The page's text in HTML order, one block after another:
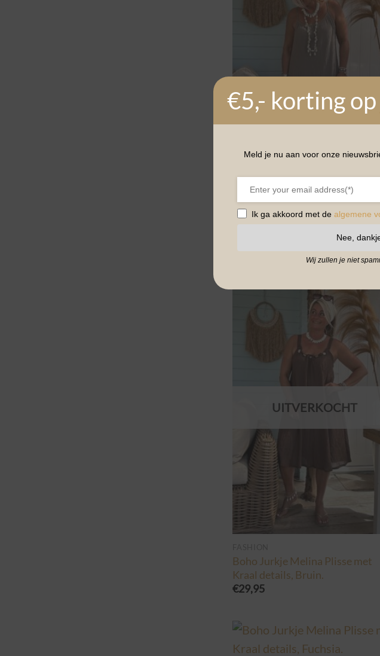
BESTSELLERS
Maxi Jurk Stella Mousseline,
34,95
UITVERKOCHT
Boho Jurkje Melina Plisse met
Kraal details, Bruin.
€29,95
€5,- korting
Meld je nu aan voor onze
Ik ga akkoord met de algemene
Nee,
Wij zullen je niet